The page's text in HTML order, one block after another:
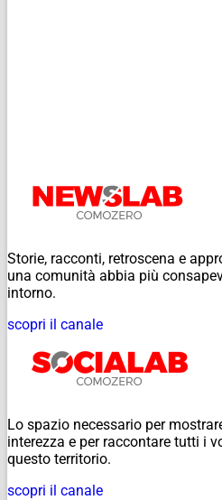
Storie, racconti, retroscena e
una comunità abbia più
intorno.
scopri il canale
Lo spazio necessario per
interezza e per raccontare tutti i
questo territorio.
scopri il canale